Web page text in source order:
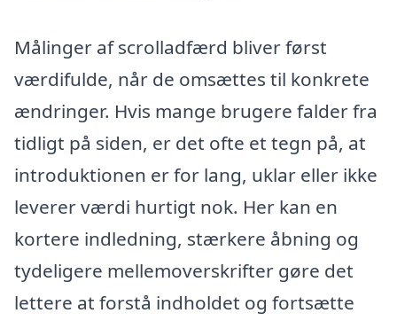
Målinger af scrolladfærd bliver først
værdifulde, når de omsættes til konkrete
ændringer. Hvis mange brugere falder fra
tidligt på siden, er det ofte et tegn på, at
introduktionen er for lang, uklar eller ikke
leverer værdi hurtigt nok. Her kan en
kortere indledning, stærkere åbning og
tydeligere mellemoverskrifter gøre det
lettere at forstå indholdet og fortsætte